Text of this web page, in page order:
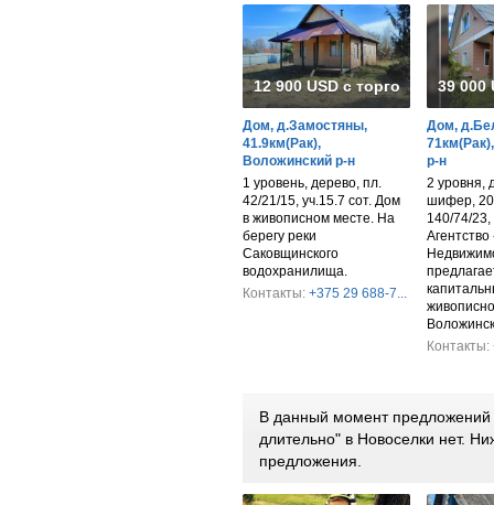
12 900 USD с торгом
Дом, д.Замостяны,
41.9км(Рак),
Воложинский р-н
1 уровень, дерево, пл.
42/21/15, уч.15.7 сот. Дом
в живописном месте. На
берегу реки
Саковщинского
водохранилища.
Контакты: +375 29 688-7...
39 000
Дом,
р-н
2 уровня,
шифер,
140/74/23,
Контакты:
В данный момент
длительно" в Новоселки нет.
предложения.